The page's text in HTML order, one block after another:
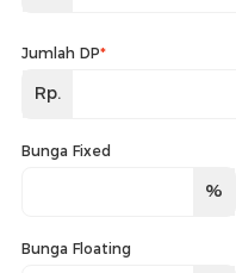
Jumlah DP*
Rp.
Bunga Fixed
%
Bunga Floating